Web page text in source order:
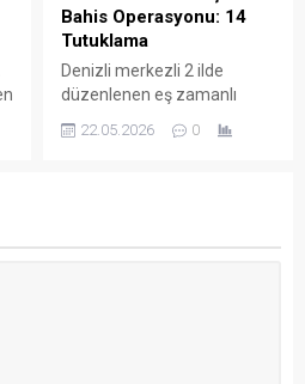
"Dayanışa dayanışa adalet ...
Bahis Operasyonu: 14
Tutuklama
Denizli merkezli 2 ilde
düzenlenen eş zamanlı
gelirlerinin aklanması
22.05.2026 0